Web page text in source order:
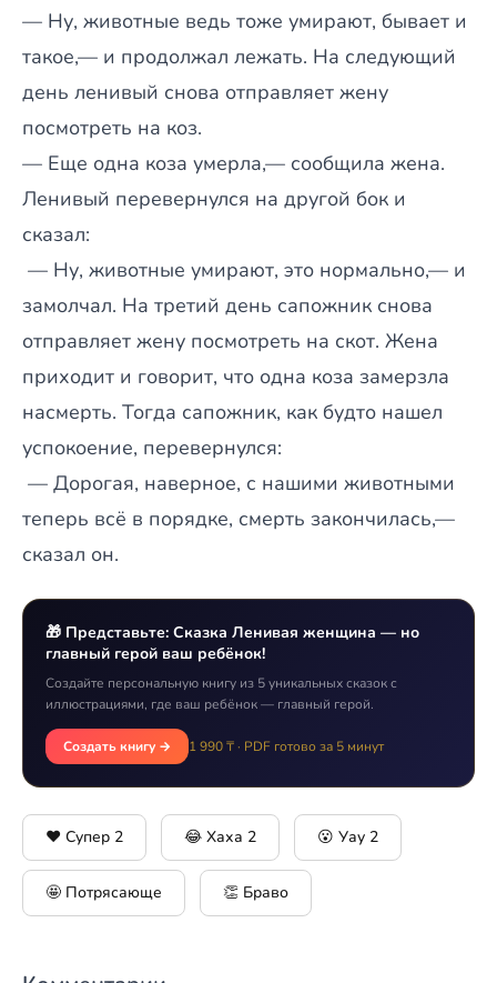
— Ну, животные ведь тоже умирают, бывает и
такое,— и продолжал лежать. На следующий
день ленивый снова отправляет жену
посмотреть на коз.
— Еще одна коза умерла,— сообщила жена.
Ленивый перевернулся на другой бок и
сказал:
— Ну, животные умирают, это нормально,— и
замолчал. На третий день сапожник снова
отправляет жену посмотреть на скот. Жена
приходит и говорит, что одна коза замерзла
насмерть. Тогда сапожник, как будто нашел
успокоение, перевернулся:
— Дорогая, наверное, с нашими животными
теперь всё в порядке, смерть закончилась,—
сказал он.
🎁 Представьте: Сказка Ленивая женщина — но
главный герой ваш ребёнок!
Создайте персональную книгу из 5 уникальных сказок с
иллюстрациями, где ваш ребёнок — главный герой.
Создать книгу → 1 990 ₸ · PDF готово за 5 минут
❤️ Супер 2 😂 Хаха 2 😮 Уау 2
🤩 Потрясающе 👏 Браво